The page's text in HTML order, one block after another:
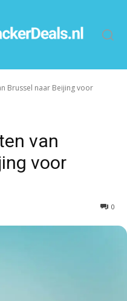
Brussel naar Beijing voor
van
voor
0